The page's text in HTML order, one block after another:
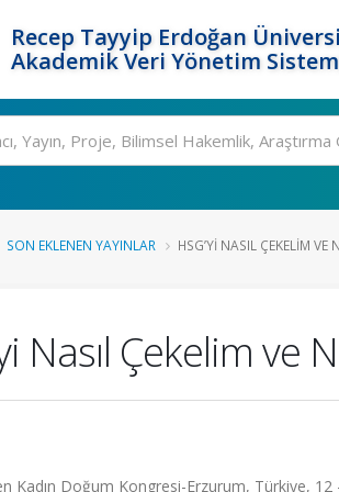
Recep Tayyip Erdoğan
Akademik Veri Yönetim
SON EKLENEN YAYINLAR HSG’YI NASIL ÇEKELIM VE
Nasıl Çekelim ve
Kadın Doğum Kongresi-Erzurum, Türkiye,